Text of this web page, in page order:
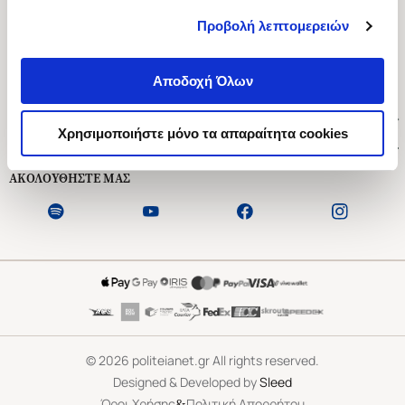
Προβολή λεπτομερειών
Αποδοχή Όλων
Χρησιμοποιήστε μόνο τα απαραίτητα cookies
Ασκληπιού 1-3, Αθήνα 106 79
Δευτέρα - Παρασκευή 09:00-21:00
Εξυπηρέτηση Πελατών
ΑΚΟΛΟΥΘΗΣΤΕ ΜΑΣ
©2026 politeianet.gr All rights reserved.
Designed & Developed bySleed